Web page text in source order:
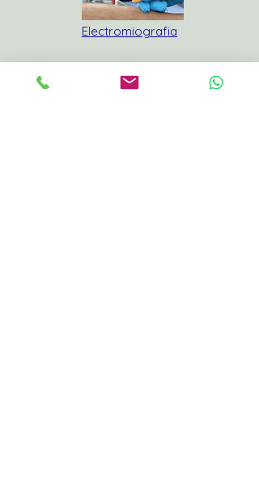
Electromiografia